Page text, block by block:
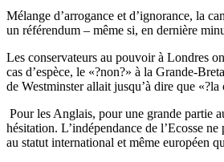
Mélange d’arrogance et d’ignorance, la
un référendum – même si, en dernière
Les conservateurs au pouvoir à Londres
cas d’espèce, le «?non?» à la Grande-
de Westminster allait jusqu’à dire que
Pour les Anglais, pour une grande partie
hésitation. L’indépendance de l’Ecosse
au statut international et même européen